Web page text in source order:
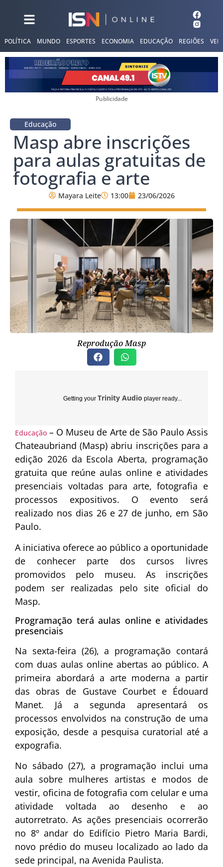
POLÍTICA MUNDO ESPORTES ECONOMIA EDUCAÇÃO REGIÕES
Publicidade
Educação
Masp abre inscrições
para aulas gratuitas de
fotografia e arte
Mayara Leite 13:00 23/06/2026
Reprodução Masp
Getting your Trinity Audio player ready...
Educação – O Museu de Arte de São Paulo Assis
Chateaubriand (Masp) abriu inscrições para a
edição 2026 da Escola Aberta, programação
gratuita que reúne aulas online e atividades
presenciais voltadas para arte, fotografia e
processos expositivos. O evento será
realizado nos dias 26 e 27 de junho, em São
Paulo.
A iniciativa oferece ao público a oportunidade
de conhecer parte dos cursos livres
promovidos pelo museu. As inscrições
podem ser realizadas pelo site oficial do
Masp.
Programação terá aulas online e atividades
presenciais
Na sexta-feira (26), a programação contará
com duas aulas online abertas ao público. A
primeira abordará a arte moderna a partir
das obras de Gustave Courbet e Édouard
Manet. Já a segunda apresentará os
processos envolvidos na construção de uma
exposição, desde a pesquisa curatorial até a
expografia.
No sábado (27), a programação inclui uma
aula sobre mulheres artistas e modos de
vestir, oficina de fotografia com celular e uma
atividade voltada ao desenho e ao
autorretrato. As ações presenciais ocorrerão
no 8º andar do Edifício Pietro Maria Bardi,
novo prédio do museu localizado ao lado da
sede principal, na Avenida Paulista.